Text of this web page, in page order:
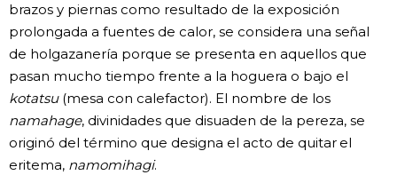
brazos y piernas como resultado de la exposición
prolongada a fuentes de calor, se considera una señal
de holgazanería porque se presenta en aquellos que
pasan mucho tiempo frente a la hoguera o bajo el
kotatsu(mesa con calefactor). El nombre de los
namahage, divinidades que disuaden de la pereza, se
originó del término que designa el acto de quitar el
eritema, namomihagi.